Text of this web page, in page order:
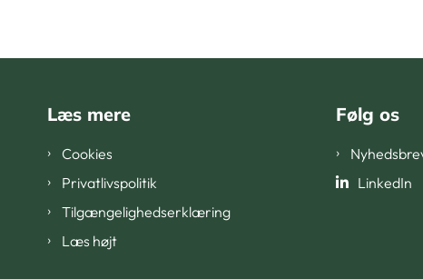
Læs mere
Cookies
Privatlivspolitik
Tilgængelighedserklæring
Læs højt
Følg os
LinkedIn